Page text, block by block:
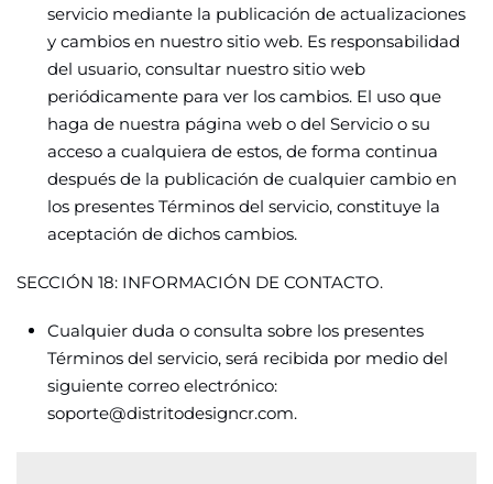
servicio mediante la publicación de actualizaciones
y cambios en nuestro sitio web. Es responsabilidad
del usuario, consultar nuestro sitio web
periódicamente para ver los cambios. El uso que
haga de nuestra página web o del Servicio o su
acceso a cualquiera de estos, de forma continua
después de la publicación de cualquier cambio en
los presentes Términos del servicio, constituye la
aceptación de dichos cambios.
SECCIÓN 18: INFORMACIÓN DE CONTACTO.
Cualquier duda o consulta sobre los presentes
Términos del servicio, será recibida por medio del
siguiente correo electrónico:
soporte@distritodesigncr.com.